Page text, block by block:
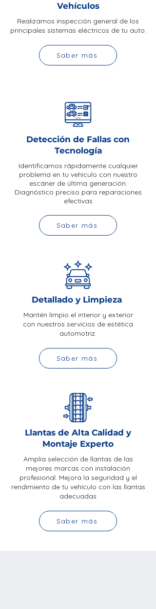
Vehículos
Realizamos inspección general de los
principales sistemas eléctricos de tu auto.
Saber más
Detección de Fallas con
Tecnología
Identificamos rápidamente cualquier
problema en tu vehículo con nuestro
escáner de última generación.
Diagnóstico preciso para reparaciones
efectivas
Saber más
Detallado y Limpieza
Mantén limpio el interior y exterior
con nuestros servicios de estética
automotriz.
Saber más
Llantas de Alta Calidad y
Montaje Experto
Amplia selección de llantas de las
mejores marcas con instalación
profesional. Mejora la seguridad y el
rendimiento de tu vehículo con las llantas
adecuadas
Saber más